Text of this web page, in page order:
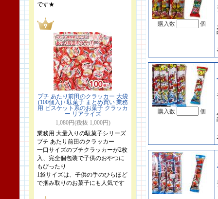
です★
プチ あたり前田のクラッカー 大袋
(100個入) / 駄菓子 まとめ買い 業務
用 ビスケット系のお菓子 クラッカ
ー リアライズ
1,080円(税抜 1,000円)
業務用 大量入りの駄菓子シリーズ
プチ あたり前田のクラッカー
一口サイズのプチクラッカーが2枚
入、完全個包装で子供のおやつに
もぴったり
1袋サイズは、子供の手のひらほど
で掴み取りのお菓子にも人気です
購入数 個
購入数 個